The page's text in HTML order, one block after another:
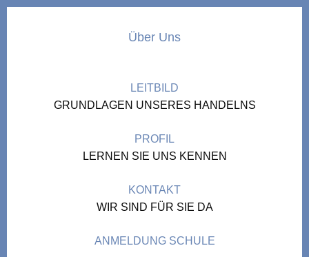
Über Uns
LEITBILD
GRUNDLAGEN UNSERES HANDELNS
PROFIL
LERNEN SIE UNS KENNEN
KONTAKT
WIR SIND FÜR SIE DA
ANMELDUNG SCHULE